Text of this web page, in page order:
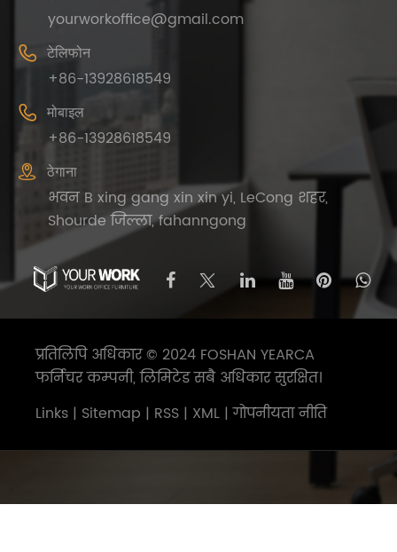
yourworkoffice@gmail.com
 टेलिफोन
+86-13928618549
 मोबाइल
+86-13928618549
 ठेगाना
भवन B xing gang xin xin yi, LeCong शहर,
Shourde जिल्ला, fahanngong
प्रतिलिपि अधिकार © 2024 FOSHAN YEARCA
फर्निचर कम्पनी, लिमिटेड सबै अधिकार सुरक्षित।
Links | Sitemap | RSS | XML |गोपनीयता नीति